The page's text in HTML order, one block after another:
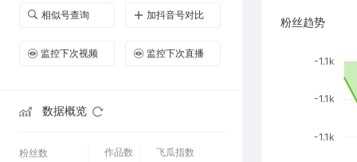
相似号查询 加抖音号对比
监控下次视频 监控下次直播
数据概览
粉丝数 作品数 飞瓜指数
粉丝趋势